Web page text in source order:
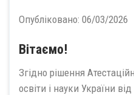
Опубліковано: 06/03/2026
Вітаємо!
Згідно рішення
освіти і науки України